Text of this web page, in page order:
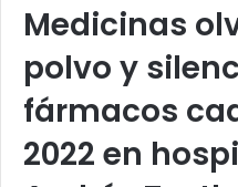
Medicinas
polvo y
fármacos
2022 en